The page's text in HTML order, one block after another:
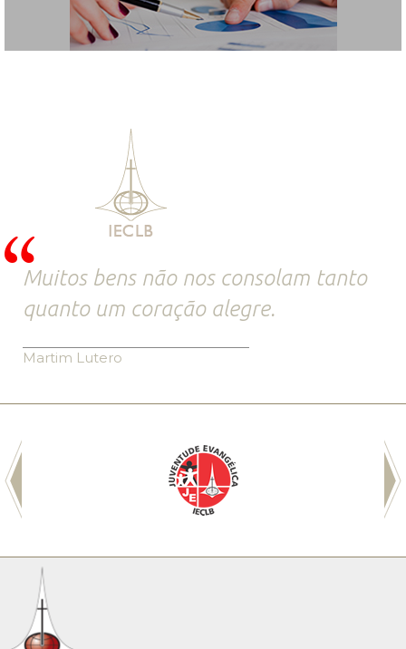
Muitos bens não nos consolam tanto
quanto um coração alegre.
Martim Lutero